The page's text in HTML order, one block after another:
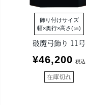
飾り付けサイズ
幅×奥行×高さ(㎝)
破魔弓飾り 11号
¥46,200 税込
在庫切れ